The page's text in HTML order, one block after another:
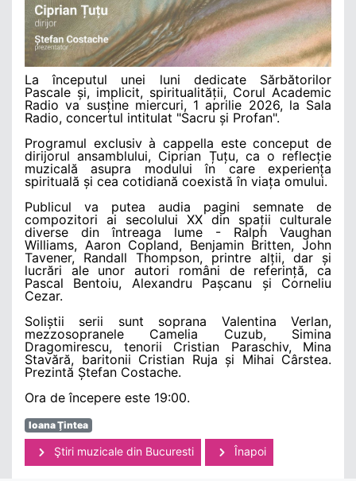
La începutul unei luni dedicate Sărbătorilor
Pascale și, implicit, spiritualității, Corul Academic
Radio va susține miercuri, 1 aprilie 2026, la Sala
Radio, concertul intitulat "Sacru și Profan".
Programul exclusiv à cappella este conceput de
dirijorul ansamblului, Ciprian Țuțu, ca o reflecție
muzicală asupra modului în care experiența
spirituală și cea cotidiană coexistă în viața omului.
Publicul va putea audia pagini semnate de
compozitori ai secolului XX din spații culturale
diverse din întreaga lume - Ralph Vaughan
Williams, Aaron Copland, Benjamin Britten, John
Tavener, Randall Thompson, printre alții, dar și
lucrări ale unor autori români de referință, ca
Pascal Bentoiu, Alexandru Pașcanu și Corneliu
Cezar.
Soliștii serii sunt soprana Valentina Verlan,
mezzosopranele Camelia Cuzub, Simina
Dragomirescu, tenorii Cristian Paraschiv, Mina
Stavără, baritonii Cristian Ruja și Mihai Cârstea.
Prezintă Ștefan Costache.
Ora de începere este 19:00.
Ioana Ţintea
Ştiri muzicale din Bucuresti Înapoi